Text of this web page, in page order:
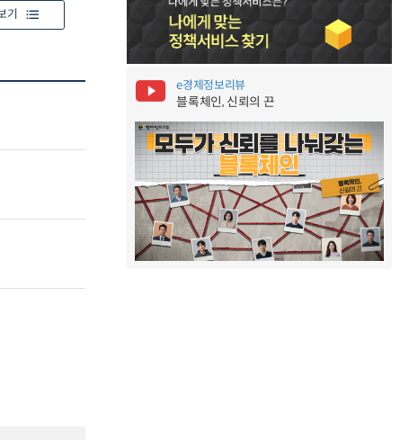
기
e경제정보리뷰
블록체인, 신뢰의 끈